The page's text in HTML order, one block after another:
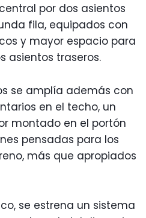
por dos asientos
fila, equipados con
y mayor espacio para
asientos traseros.
se amplía además con
en el techo, un
montado en el portón
pensadas para los
más que apropiados
se estrena un sistema